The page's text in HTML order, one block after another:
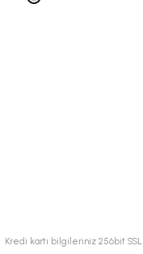
Kredi kartı bilgileriniz 256bit SSL